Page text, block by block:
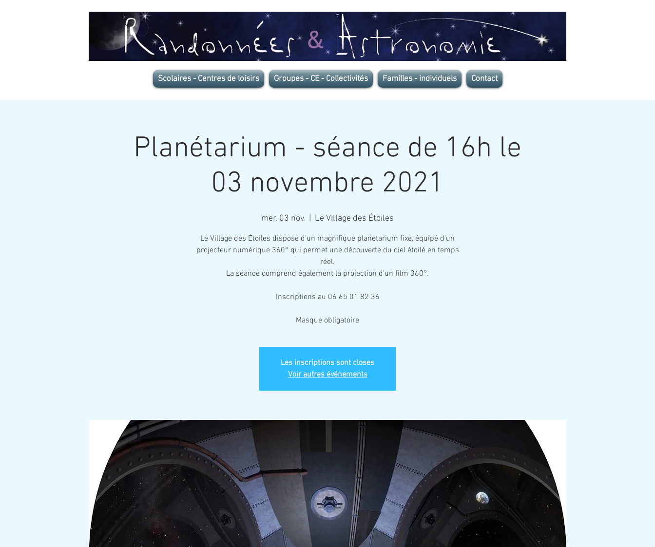
Scolaires - Centres de loisirs Groupes - CE - Collectivités Familles - individuels Contact
Planétarium - séance de 16h le
03 novembre 2021
mer. 03 nov. Le Village des Étoiles
Le Village des Étoiles dispose d'un magnifique planétarium fixe, équipé d'un
projecteur numérique 360° qui permet une découverte du ciel étoilé en temps
réel.
La séance comprend également la projection d'un film 360°.
Inscriptions au 06 65 01 82 36
Masque obligatoire
Les inscriptions sont closes
Voir autres événements